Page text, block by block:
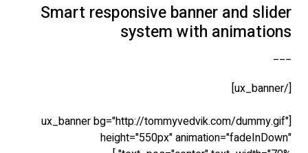
Smart responsive banner and slider
system with animations
___
[/ux_banner]
[ux_banner bg="http://tommyvedvik.com/dummy.gif"
height="550px" animation="fadeInDown"